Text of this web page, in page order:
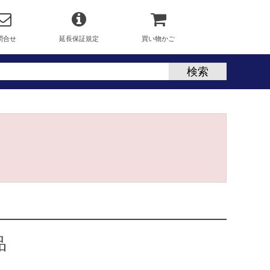
合せ 延長保証規定 買い物かご